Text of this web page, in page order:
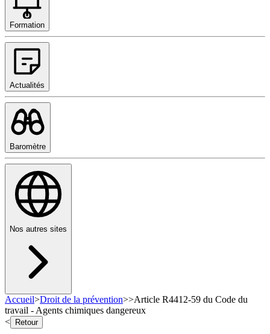
Formation
Actualités
Baromètre
Nos autres sites
Accueil>Droit de la prévention>>Article R4412-59 du Code du
travail - Agents chimiques dangereux
<
Retour